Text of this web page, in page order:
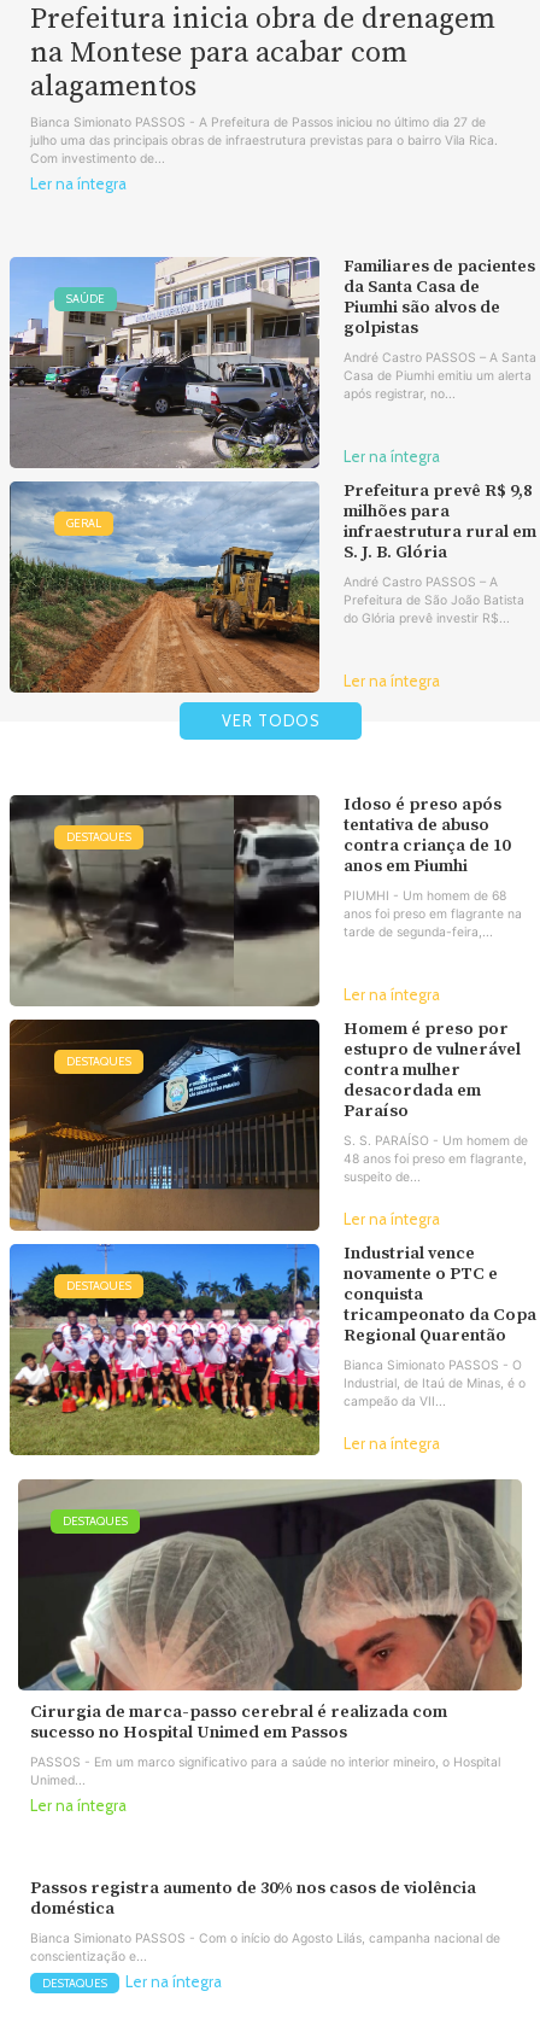
Prefeitura inicia obra de drenagem
na Montese para acabar com
alagamentos
Bianca Simionato PASSOS - A Prefeitura de Passos iniciou no último dia 27 de
julho uma das principais obras de infraestrutura previstas para o bairro Vila Rica.
Com investimento de...
Ler na íntegra
SAÚDE
Familiares de pacientes
da Santa Casa de
Piumhi são alvos de
golpistas
André Castro PASSOS – A Santa
Casa de Piumhi emitiu um alerta
após registrar, no...
Ler na íntegra
GERAL
Prefeitura prevê R$ 9,8
milhões para
infraestrutura rural em
S. J. B. Glória
André Castro PASSOS – A
Prefeitura de São João Batista
do Glória prevê investir R$...
Ler na íntegra
VER TODOS
DESTAQUES
Idoso é preso após
tentativa de abuso
contra criança de 10
anos em Piumhi
PIUMHI - Um homem de 68
anos foi preso em flagrante na
tarde de segunda-feira,...
Ler na íntegra
DESTAQUES
Homem é preso por
estupro de vulnerável
contra mulher
desacordada em
Paraíso
S. S. PARAÍSO - Um homem de
48 anos foi preso em flagrante,
suspeito de...
Ler na íntegra
DESTAQUES
Industrial vence
novamente o PTC e
conquista
tricampeonato da Copa
Regional Quarentão
Bianca Simionato PASSOS - O
Industrial, de Itaú de Minas, é o
campeão da VII...
Ler na íntegra
DESTAQUES
Cirurgia de marca-passo cerebral é realizada com
sucesso no Hospital Unimed em Passos
PASSOS - Em um marco significativo para a saúde no interior mineiro, o Hospital
Unimed...
Ler na íntegra
Passos registra aumento de 30% nos casos de violência
doméstica
Bianca Simionato PASSOS - Com o início do Agosto Lilás, campanha nacional de
conscientização e...
DESTAQUES Ler na íntegra